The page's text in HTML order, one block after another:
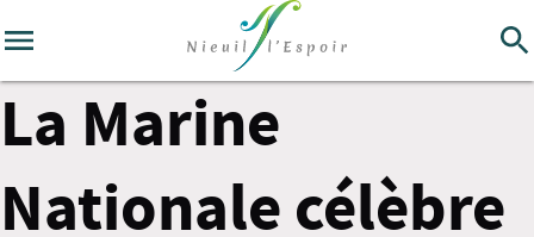
La Marine
Nationale célèbre